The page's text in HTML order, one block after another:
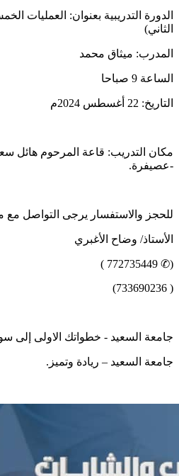
الدورة التدريبية بعنوان: العمليات
الثاني)
المدرب: ميثاق محمد
الساعة 9 صباحا
التاريخ: 22 أغسطس 2024م
مكان التدريب: قاعة المرحوم هائل
-عصيفرة.
للحجز والاستفسار يرجى التواصل مع
الأستاذ/ وضاح الأغبري
(✆ 772735449 )
( 733690236)
جامعة السعيد - خطواتك الاولى إلى
جامعة السعيد – ريادة وتميز.